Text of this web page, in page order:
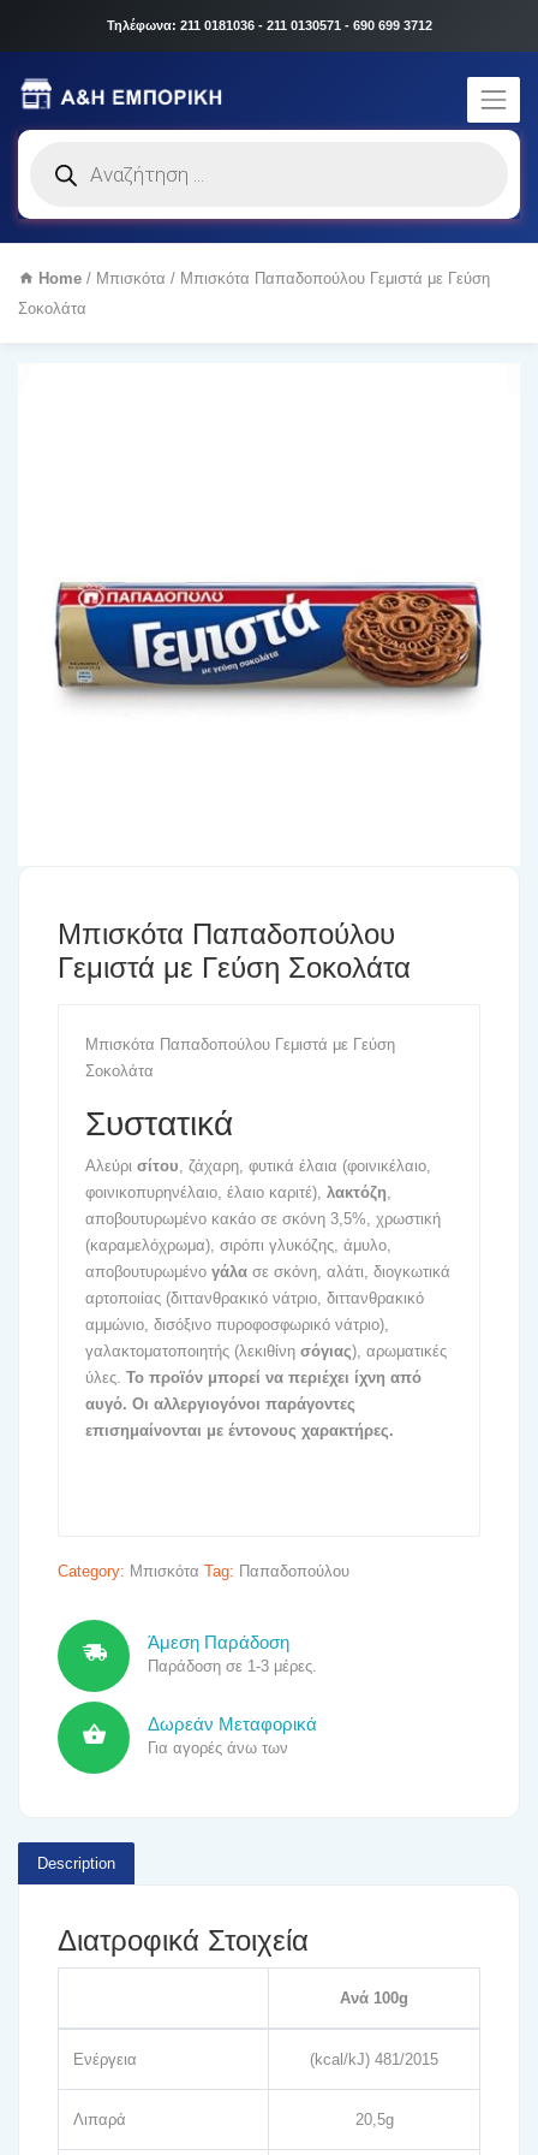
Τηλέφωνα: 211 0181036 - 211 0130571 - 690 699 3712
search
Home / Μπισκότα / Μπισκότα Παπαδοπούλου Γεμιστά με Γεύση
Σοκολάτα
Μπισκότα Παπαδοπούλου
Γεμιστά με Γεύση Σοκολάτα
Μπισκότα Παπαδοπούλου Γεμιστά με Γεύση
Σοκολάτα
Συστατικά
Αλεύρι σίτου, ζάχαρη, φυτικά έλαια (φοινικέλαιο,
φοινικοπυρηνέλαιο, έλαιο καριτέ), λακτόζη,
αποβουτυρωμένο κακάο σε σκόνη 3,5%, χρωστική
(καραμελόχρωμα), σιρόπι γλυκόζης, άμυλο,
αποβουτυρωμένο γάλα σε σκόνη, αλάτι, διογκωτικά
αρτοποιίας (διττανθρακικό νάτριο, διττανθρακικό
αμμώνιο, δισόξινο πυροφοσφωρικό νάτριο),
γαλακτοματοποιητής (λεκιθίνη σόγιας), αρωματικές
ύλες. Το προϊόν μπορεί να περιέχει ίχνη από
αυγό. Οι αλλεργιογόνοι παράγοντες
επισημαίνονται με έντονους χαρακτήρες.
Category: Μπισκότα Tag: Παπαδοπούλου
Άμεση Παράδοση
Παράδοση σε 1-3 μέρες.
Δωρεάν Μεταφορικά
Για αγορές άνω των
Description
Διατροφικά Στοιχεία
Ανά 100g
Ενέργεια (kcal/kJ) 481/2015
Λιπαρά 20,5g